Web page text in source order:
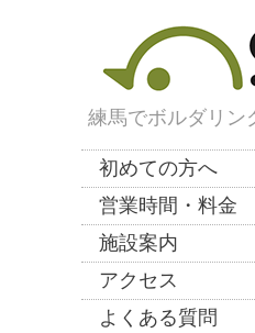
練馬でボルダリン
初めての方へ
営業時間・料金
施設案内
アクセス
よくある質問